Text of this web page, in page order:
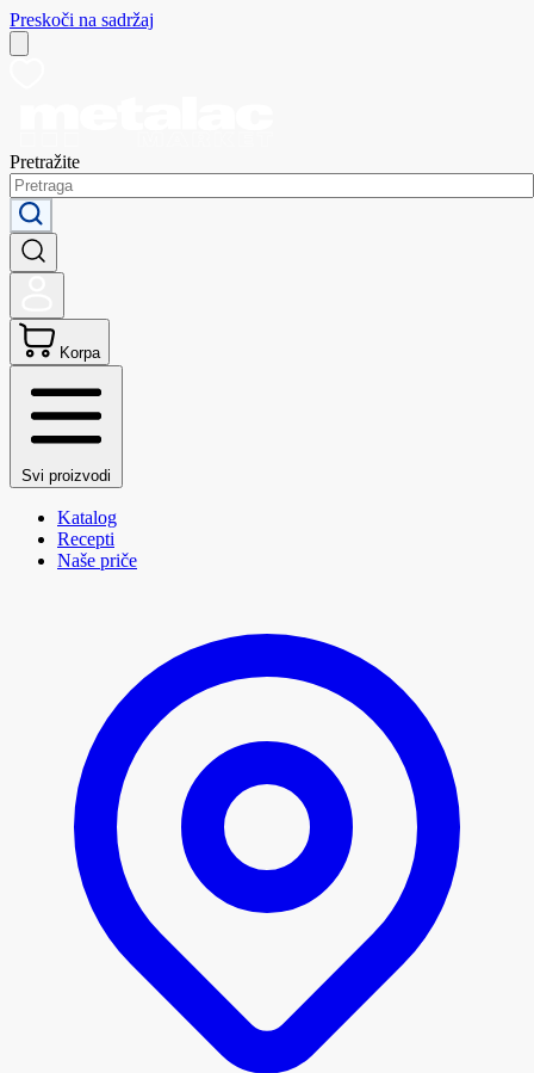
Preskoči na sadržaj
Pretražite
Korpa
Svi proizvodi
Katalog
Recepti
Naše priče